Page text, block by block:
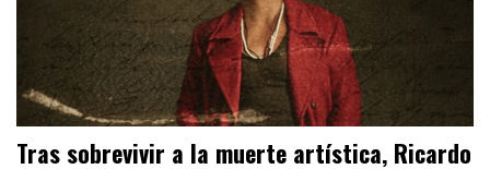
Tras sobrevivir a la muerte artística, Ricardo